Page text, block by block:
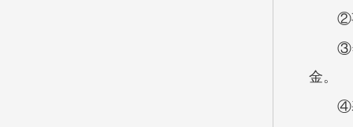
②
③
金。
④